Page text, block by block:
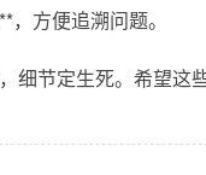
，方便追溯问题。
细节定生死。希望这